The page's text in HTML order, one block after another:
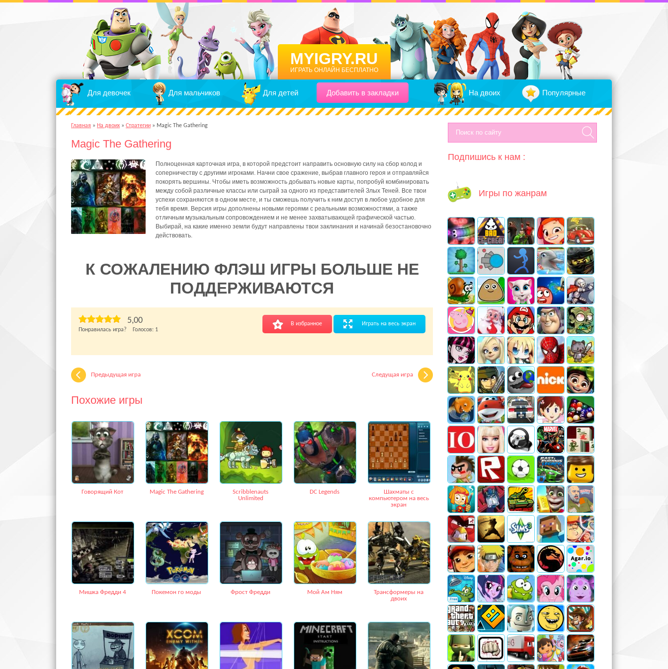
MYIGRY.RU
ИГРАТЬ ОНЛАЙН БЕСПЛАТНО
Для девочек Для мальчиков Для детей Добавить в закладки На двоих Популярные
Главная » На двоих » Стратегии » Magic The Gathering
Magic The Gathering
Полноценная карточная игра, в которой предстоит направить основную силу на сбор колод и
соперничеству с другими игроками. Начни свое сражение, выбрав главного героя и отправляйся
покорять вершины. Чтобы иметь возможность добывать новые карты, попробуй комбинировать
между собой различные классы или сыграй за одного из представителей Злых Теней. Все твои
успехи сохраняются в одном месте, и ты сможешь получить к ним доступ в любое удобное для
тебя время. Версия игры дополнены новыми героями с реальными возможностями, а также
отличным музыкальным сопровождением и не менее захватывающей графической частью.
Выбирай, на какие именно земли будут направлены твои заклинания и начинай безостановочно
действовать.
К СОЖАЛЕНИЮ ФЛЭШ ИГРЫ БОЛЬШЕ НЕ
ПОДДЕРЖИВАЮТСЯ
В избранное Играть на весь экран
5,00
Понравилась игра? Голосов: 1
Предыдущая игра Следущая игра
Похожие игры
Говорящий Кот Magic The Gathering
Scribblenauts
Unlimited
DC Legends
Шахматы с
компьютером на весь
экран
Мишка Фредди 4 Покемон го моды Фрост Фредди Мой Ам Ням
Трансформеры на
двоих
Подпишись к нам :
Игры по жанрам